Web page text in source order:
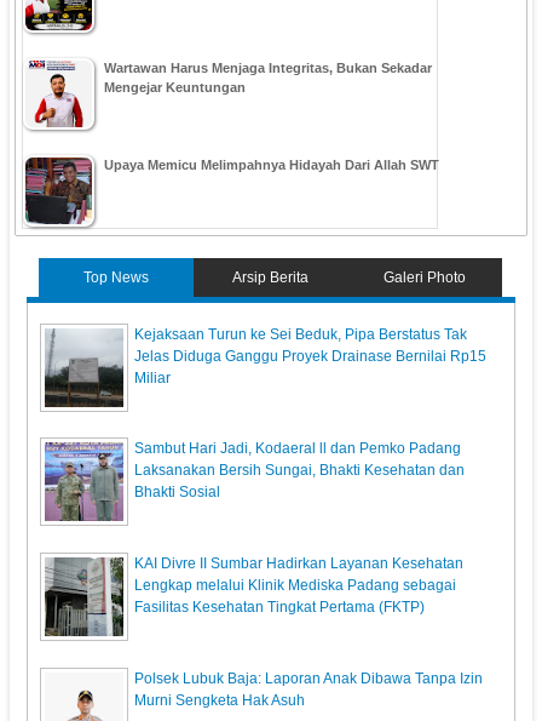
Wartawan Harus Menjaga Integritas, Bukan Sekadar
Mengejar Keuntungan
Upaya Memicu Melimpahnya Hidayah Dari Allah SWT
Top News Arsip Berita Galeri Photo
Kejaksaan Turun ke Sei Beduk, Pipa Berstatus Tak
Jelas Diduga Ganggu Proyek Drainase Bernilai Rp15
Miliar
Sambut Hari Jadi, Kodaeral ll dan Pemko Padang
Laksanakan Bersih Sungai, Bhakti Kesehatan dan
Bhakti Sosial
KAI Divre II Sumbar Hadirkan Layanan Kesehatan
Lengkap melalui Klinik Mediska Padang sebagai
Fasilitas Kesehatan Tingkat Pertama (FKTP)
Polsek Lubuk Baja: Laporan Anak Dibawa Tanpa Izin
Murni Sengketa Hak Asuh